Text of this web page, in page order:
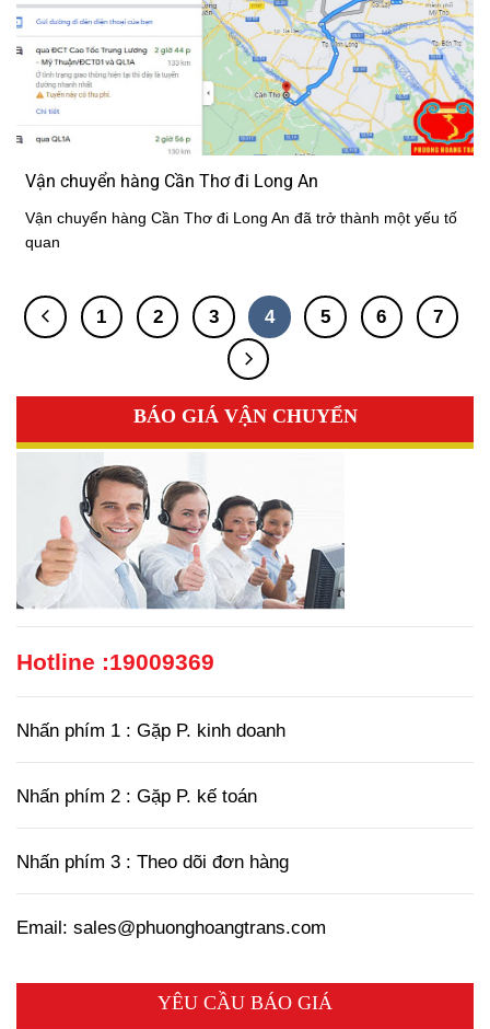
Vận chuyển hàng Cần Thơ đi Long An
Vận chuyển hàng Cần Thơ đi Long An đã trở thành một yếu tố
quan
1 2 3 4 5 6 7
BÁO GIÁ VẬN CHUYỂN
Hotline :19009369
Nhấn phím 1 : Gặp P. kinh doanh
Nhấn phím 2 : Gặp P. kế toán
Nhấn phím 3 : Theo dõi đơn hàng
Email: sales@phuonghoangtrans.com
YÊU CẦU BÁO GIÁ